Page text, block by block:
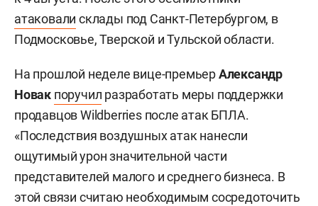
атаковали склады под Санкт-Петербургом, в
Подмосковье, Тверской и Тульской области.
На прошлой неделе вице-премьерАлександр
Новак поручил разработать меры поддержки
продавцов Wildberries после атак БПЛА.
«Последствия воздушных атак нанесли
ощутимый урон значительной части
представителей малого и среднего бизнеса. В
этой связи считаю необходимым сосредоточить